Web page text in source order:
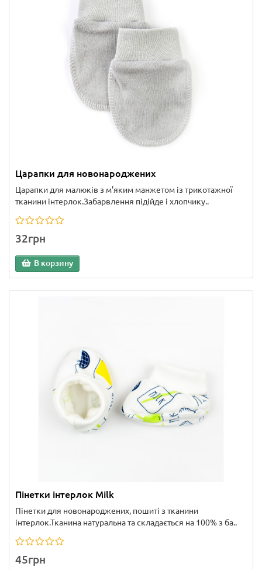
Царапки для новонароджених
Царапки для малюків з м'яким манжетом із трикотажної
тканини інтерлок.Забарвлення підійде і хлопчику..
32грн
В корзину
Пінетки інтерлок Milk
Пінетки для новонароджених, пошиті з тканини
інтерлок.Тканина натуральна та складається на 100% з ба..
45грн